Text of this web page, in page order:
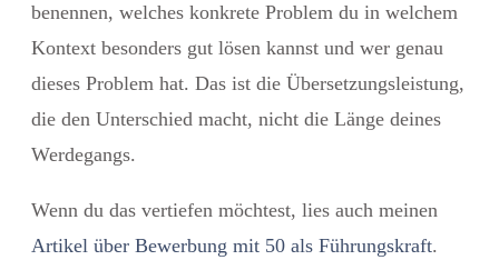
benennen, welches konkrete Problem du in welchem
Kontext besonders gut lösen kannst und wer genau
dieses Problem hat. Das ist die Übersetzungsleistung,
die den Unterschied macht, nicht die Länge deines
Werdegangs.
Wenn du das vertiefen möchtest, lies auch meinen
Artikel über Bewerbung mit 50 als Führungskraft.